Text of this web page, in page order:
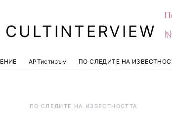
CULTINTERVIEW
АРТистизъм ПО СЛЕДИТЕ НА
ПО СЛЕДИТЕ НА ИЗВЕСТНОСТТА